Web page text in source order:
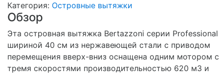
Категория: Островные вытяжки
Обзор
Эта островная вытяжка Bertazzoni серии Professional
шириной 40 см из нержавеющей стали с приводом
перемещения вверх-вниз оснащена одним мотором с
тремя скоростями производительностью 620 м3 и